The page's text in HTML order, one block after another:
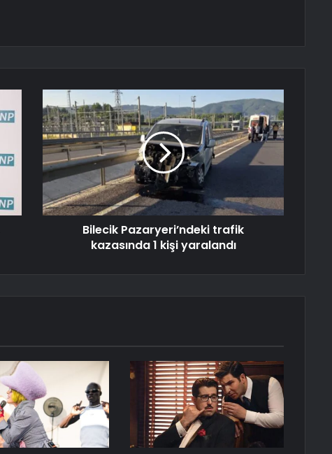
Bilecik Pazaryeri’ndeki trafik
kazasında 1 kişi yaralandı